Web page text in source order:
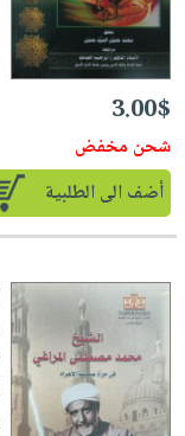
يتكرر
طرحها
خدمات
نيل
وفرات
انشر
كتابك
تواصل
معنا
نشرة
الإصدارات
3.00$
شحن مخفض
أضف الى الطلبية